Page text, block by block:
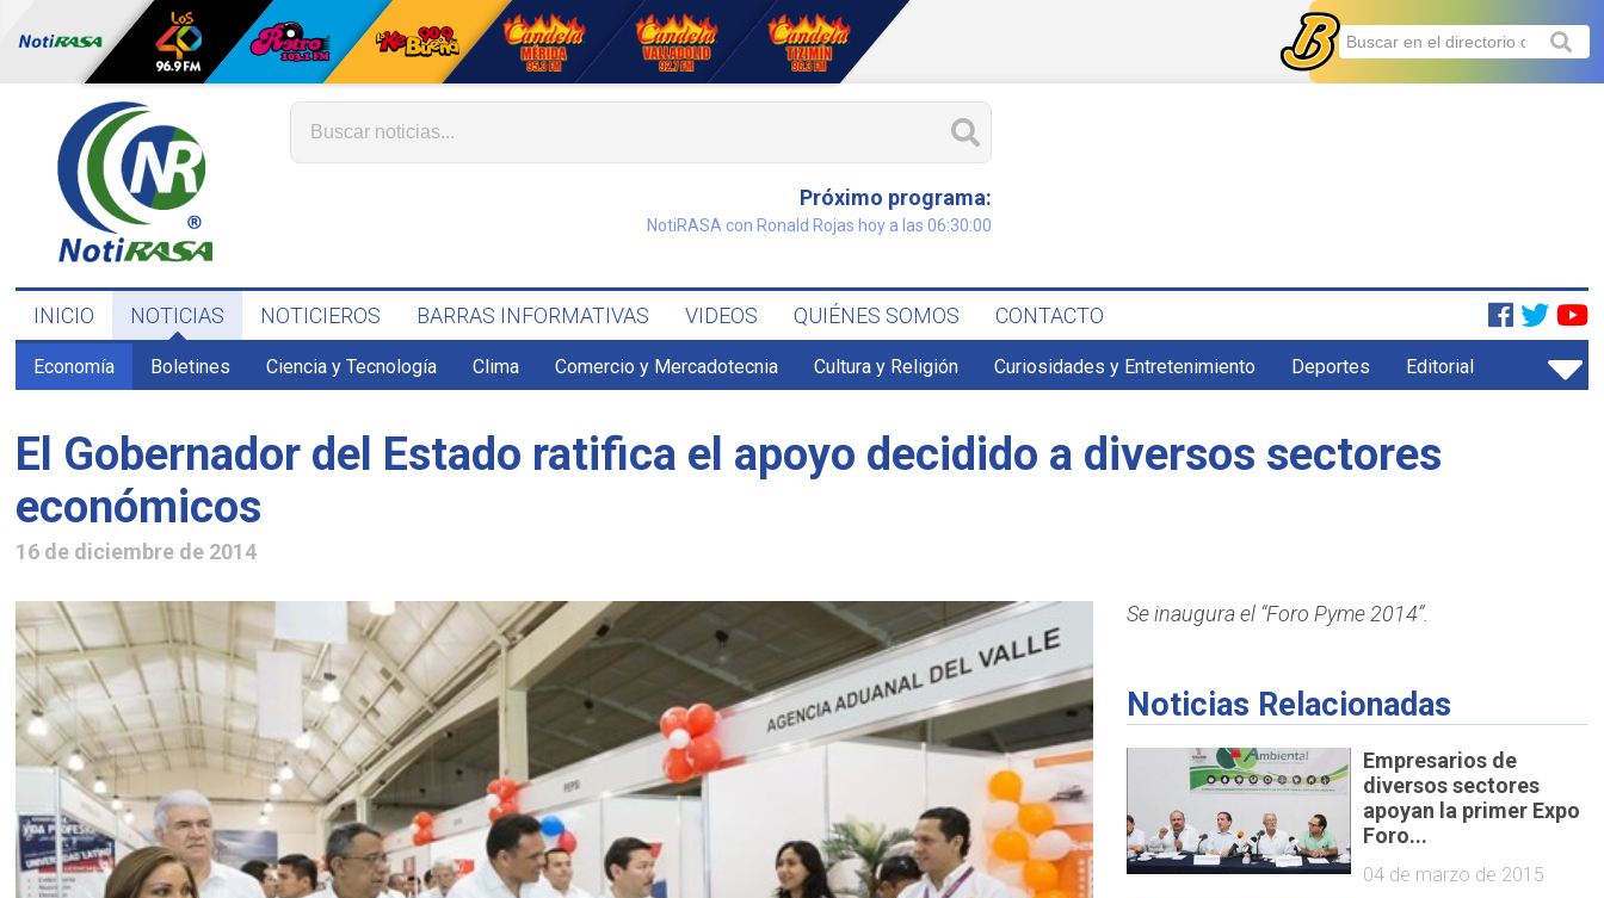
Próximo programa:
NotiRASA con Ronald Rojas hoy a las 06:30:00
INICIO NOTICIAS NOTICIEROS BARRAS INFORMATIVAS VIDEOS QUIÉNES SOMOS CONTACTO
Economía Boletines Ciencia y Tecnología Clima Comercio y Mercadotecnia Cultura y Religión Curiosidades y Entretenimiento Deportes Editorial
El Gobernador del Estado ratifica el apoyo decidido a diversos sectores
económicos
16 de diciembre de 2014
Se inaugura el “Foro Pyme 2014”.
Noticias Relacionadas
Empresarios de
diversos sectores
apoyan la primer Expo
Foro...
04 de marzo de 2015